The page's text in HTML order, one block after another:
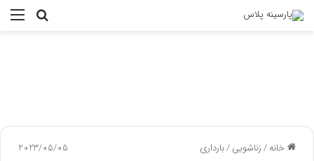
جستجو
خانه/زناشویی/بارداری 2023/05/05